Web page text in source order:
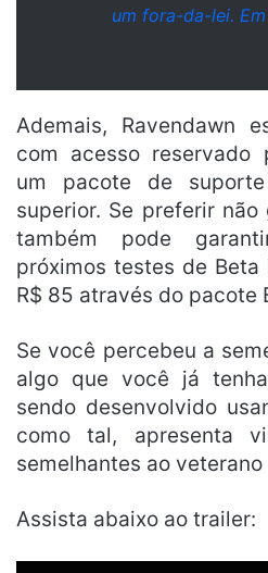
um fora-da-lei.
Ademais, Ravendawn
com acesso reservado
um pacote de
superior. Se preferir
também pode
próximos testes de Beta
R$ 85 através do pacote
Se você percebeu a
algo que você já
sendo desenvolvido
como tal, apresenta
semelhantes ao veterano
Assista abaixo ao trailer: